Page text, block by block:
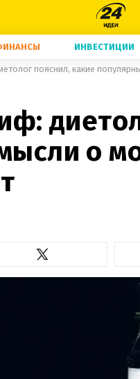
ИНВЕСТИЦИИ
пояснил, какие
о